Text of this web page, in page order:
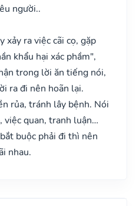
người..
xảy ra việc cãi cọ, gặp
khẩu hại xác phầm",
trong lời ăn tiếng nói,
ra đi nên hoãn lại.
rủa, tránh lây bệnh. Nói
việc quan, tranh luận…
buộc phải đi thì nên
nhau.